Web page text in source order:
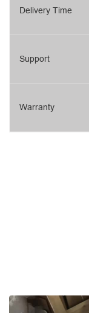
Delivery Time
Support
Warranty